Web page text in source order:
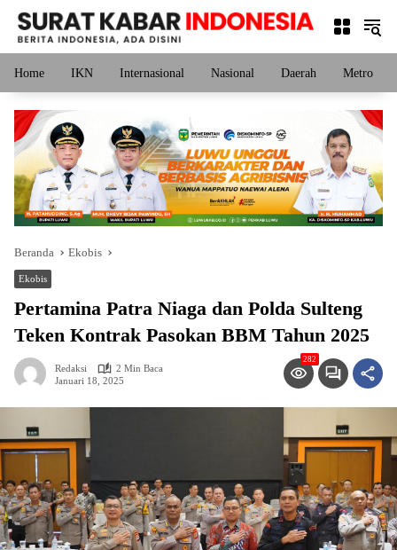
Langsung
konten
Home IKN Internasional Nasional Daerah Metro
Beranda Ekobis
Ekobis
Pertamina Patra Niaga dan Polda Sulteng
Teken Kontrak Pasokan BBM Tahun 2025
Redaksi
2 Min Baca
Januari 18, 2025
282